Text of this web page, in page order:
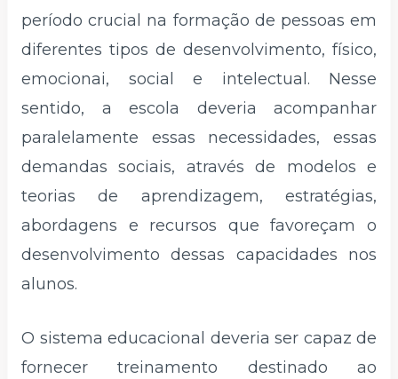
período crucial na formação de pessoas em
diferentes tipos de desenvolvimento, físico,
emocionai, social e intelectual. Nesse
sentido, a escola deveria acompanhar
paralelamente essas necessidades, essas
demandas sociais, através de modelos e
teorias de aprendizagem, estratégias,
abordagens e recursos que favoreçam o
desenvolvimento dessas capacidades nos
alunos.
O sistema educacional deveria ser capaz de
fornecer treinamento destinado ao